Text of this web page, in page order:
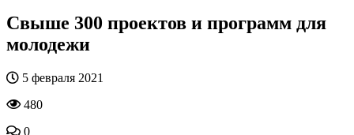
Свыше 300 проектов и программ для
молодежи
5 февраля 2021
480
0